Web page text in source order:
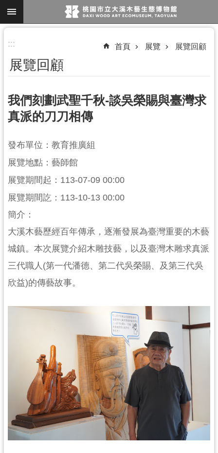
跳到主要內容區塊
搜
尋
資
訊
展
覽
便
服
務
活
動
博
訊
::: 首頁 展覽 展覽回顧
展覽回顧
我們刻劃武聖千秋-談吳榮賜與臺灣求
真派的刀刀相傳
發布單位：教育推廣組
展覽地點：藝師館
展覽期間起：113-07-09 00:00
展覽期間訖：113-10-13 00:00
簡介：
大溪木藝歷經百年傳承，逐漸發展為臺灣重要的木藝
城鎮。本次展覽介紹木雕技藝，以及臺灣木雕求真派
三代職人(第一代潘德、第二代吳榮賜、及第三代吳
欣益)的傳藝故事。